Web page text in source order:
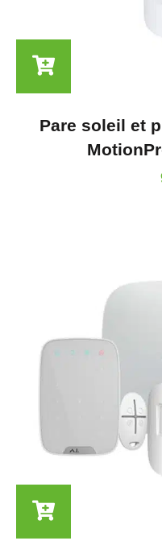
Pare soleil et